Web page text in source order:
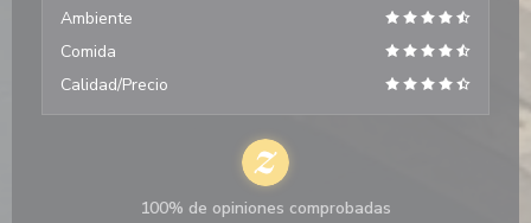
Ambiente
Comida
Calidad/Precio
100% de opiniones comprobadas